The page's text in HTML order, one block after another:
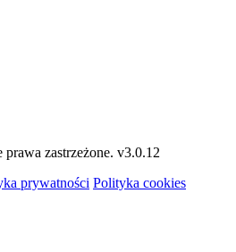
zastrzeżone. v3.0.12
prywatności Polityka cookies